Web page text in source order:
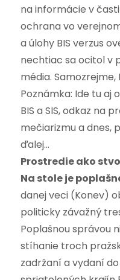
na informácie v
ochrana vo
a úlohy BIS verzus
nechtiac sa ocitol v
média.
Poznámka: Ide tu aj
BIS a SIS, odkaz na
mečiarizmu a dnes,
ďalej…
Prostredie ako
Na stole je
danej veci (Konev)
politicky závažný
Poplašnou správou
stíhanie troch
zadržaní a vydaní